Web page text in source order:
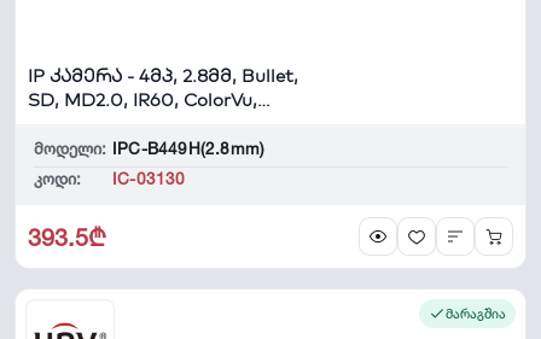
IP კამერა - 4მპ, 2.8მმ, Bullet,
SD, MD2.0, IR60, ColorVu,
მოდელი: IPC-B449H(2.8mm)
კოდი:
IC-03130
393.5₾
მარაგშია